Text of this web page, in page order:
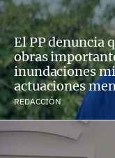
El PP denuncia
obras
inundaciones
actuaciones
REDACCIÓN